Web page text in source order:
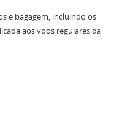
e bagagem, incluindo os
aos voos regulares da